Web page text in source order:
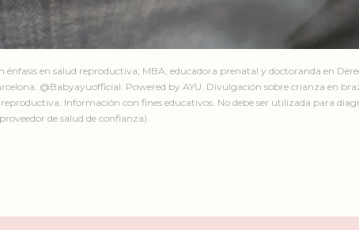
énfasis en salud reproductiva; MBA; educadora prenatal y doctoranda en
@Babyayuofficial. Powered by AYU. Divulgación sobre crianza en
Información con fines educativos. No debe ser utilizada para
de salud de confianza).